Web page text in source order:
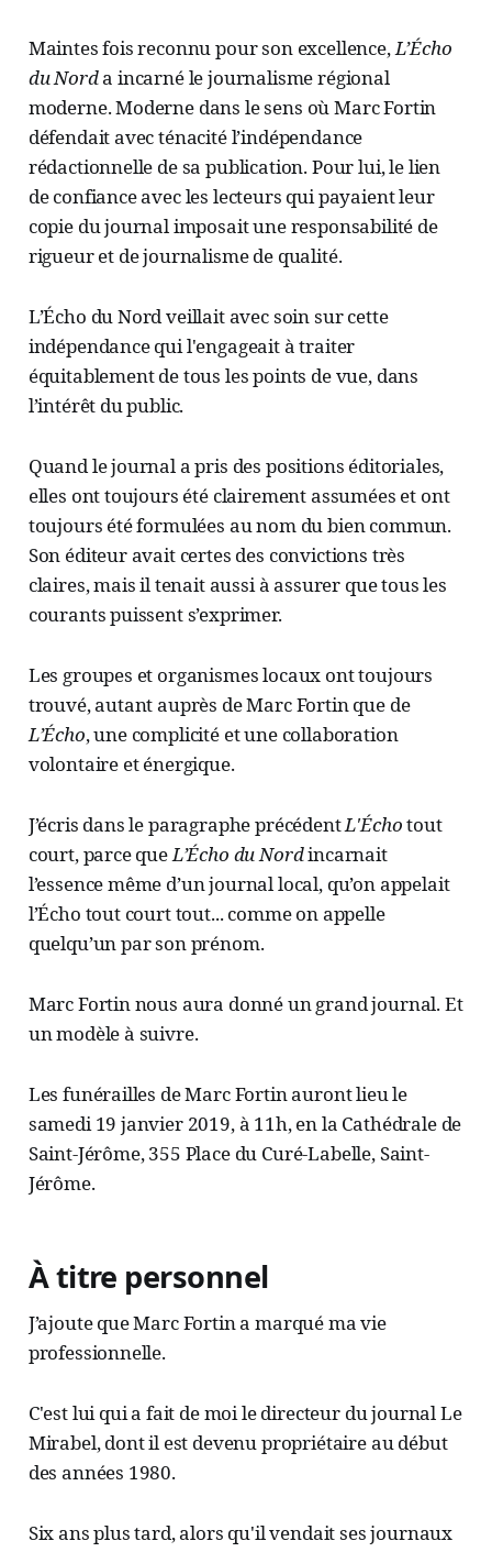
Maintes fois reconnu pour son excellence,L’Écho
du Norda incarné le journalisme régional
moderne. Moderne dans le sens où Marc Fortin
défendait avec ténacité l’indépendance
rédactionnelle de sa publication. Pour lui, le lien
de confiance avec les lecteurs qui payaient leur
copie du journal imposait une responsabilité de
rigueur et de journalisme de qualité.
L’Écho du Nord veillait avec soin sur cette
indépendance qui l'engageait à traiter
équitablement de tous les points de vue, dans
l’intérêt du public.
Quand le journal a pris des positions éditoriales,
elles ont toujours été clairement assumées et ont
toujours été formulées au nom du bien commun.
Son éditeur avait certes des convictions très
claires, mais il tenait aussi à assurer que tous les
courants puissent s’exprimer.
Les groupes et organismes locaux ont toujours
trouvé, autant auprès de Marc Fortin que de
L’Écho, une complicité et une collaboration
volontaire et énergique.
J’écris dans le paragraphe précédentL'Échotout
court, parce queL’Écho du Nordincarnait
l’essence même d’un journal local, qu’on appelait
l’Écho tout court tout... comme on appelle
quelqu’un par son prénom.
Marc Fortin nous aura donné un grand journal. Et
un modèle à suivre.
Les funérailles de Marc Fortin auront lieu le
samedi 19 janvier 2019, à 11h, en la Cathédrale de
Saint-Jérôme, 355 Place du Curé-Labelle, Saint-
Jérôme.
À titre personnel
J’ajoute que Marc Fortin a marqué ma vie
professionnelle.
C'est lui qui a fait de moi le directeur du journal Le
Mirabel, dont il est devenu propriétaire au début
des années 1980.
Six ans plus tard, alors qu'il vendait ses journaux